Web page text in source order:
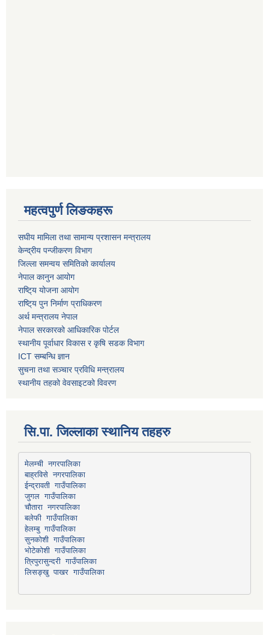
महत्वपुर्ण लिङकहरू
स‌घीय मामिला तथा सामान्य प्रशासन मन्त्रालय
केन्द्रीय पन्जीकरण विभाग
जिल्ला समन्वय समितिको कार्यालय
नेपाल कानुन आयोग
राष्टि्य योजना आयोग
राष्टि्य पुन निर्माण प्राधिकरण
अर्थ मन्त्रालय नेपाल
नेपाल सरकारको आधिकारिक पोर्टल
स्थानीय पूर्वाधार विकास र कृषि सडक विभाग
ICT सम्बन्धि ज्ञान
सुचना तथा सञ्चार प्रविधि मन्त्रालय
स्थानीय तहको वेवसाइटको विवरण
सि.पा. जिल्लाका स्थानिय तहहरु
मेलम्ची नगरपालिका
बाह्रविसे नगरपालिका
ईन्द्रावती गाउँपालिका
जुगल गाउँपालिका
चौतारा नगरपालिका
बलेफी गाउँपालिका
हेलम्बु गाउँपालिका
सुनकोशी गाउँपालिका
भोटेकोशी गाउँपालिका
त्रिपुरासुन्दरी गाउँपालिका
लिसङ्खु पाखर गाउँपालिका